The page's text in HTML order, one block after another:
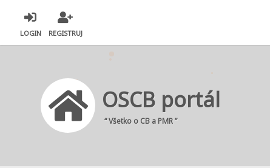
LOGIN REGISTRUJ
OSCB portál
“ Všetko o CB a PMR ”